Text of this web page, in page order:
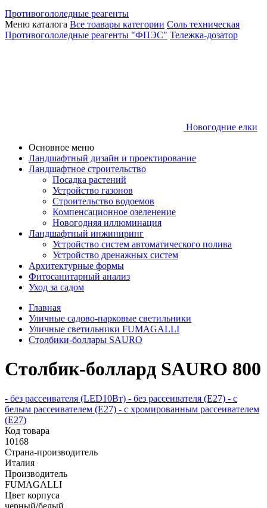
Противогололедные реагенты
Меню каталога Все тоавары категории Соль техническая
Противогололедные реагенты "ФПЭС" Тележка-дозатор
Новогодние елки
Основное меню
Ландшафтный дизайн и проектирование
Ландшафтное строительство
Посадка растений
Устройство газонов
Строительство водоемов
Компенсационное озеленение
Новогодняя иллюминация
Ландшафтный инжиниринг
Устройство систем автоматического полива
Устройство дренажных систем
Aрхитектурные формы
Фитосанитарный анализ
Уход за садом
Главная
Уличные садово-парковые светильники
Уличные светильники FUMAGALLI
Столбики-боллары SAURO
Столбик-боллард SAURO 800
- без рассеивателя (LED10Вт) - без рассеивателя (Е27) - с
белым рассеивателем (Е27) - с хромированным рассеивателем
(Е27)
Код товара
10168
Страна-производитель
Италия
Производитель
FUMAGALLI
Цвет корпуса
черный/белый